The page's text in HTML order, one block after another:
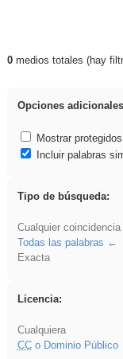
Resultados
0medios totales (hay
Opciones
Mostrar
Incluir palabras
Tipo de búsqueda:
Cualquier coincidencia
Todas las palabras
Exacta
Licencia:
Cualquiera
CCo Dominio Público